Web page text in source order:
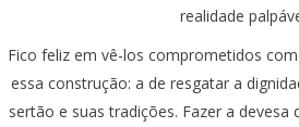
realidade
Fico feliz em vê-los comprometidos
essa construção: a de resgatar a
sertão e suas tradições. Fazer a